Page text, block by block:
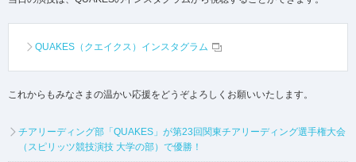
QUAKES（クエイクス）インスタグラム
これからもみなさまの温かい応援をどうぞよろしくお願いいたします。
チアリーディング部「QUAKES」が第23回関東チアリーディング選手権大会
（スピリッツ競技演技 大学の部）で優勝！